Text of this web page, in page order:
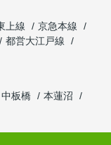
上線
京急本線
都営大江戸線
中板橋
本蓮沼